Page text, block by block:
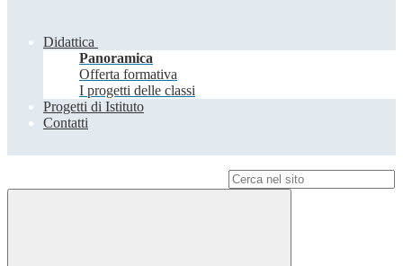
Didattica
Panoramica
Offerta formativa
I progetti delle classi
Progetti di Istituto
Contatti